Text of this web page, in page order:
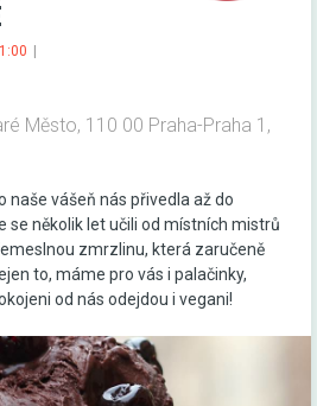
Město, 110 00 Praha-Praha 1,
naše vášeň nás přivedla až do
se několik let učili od místních mistrů
zmrzlinu, která zaručeně
to, máme pro vás i palačinky,
od nás odejdou i vegani!